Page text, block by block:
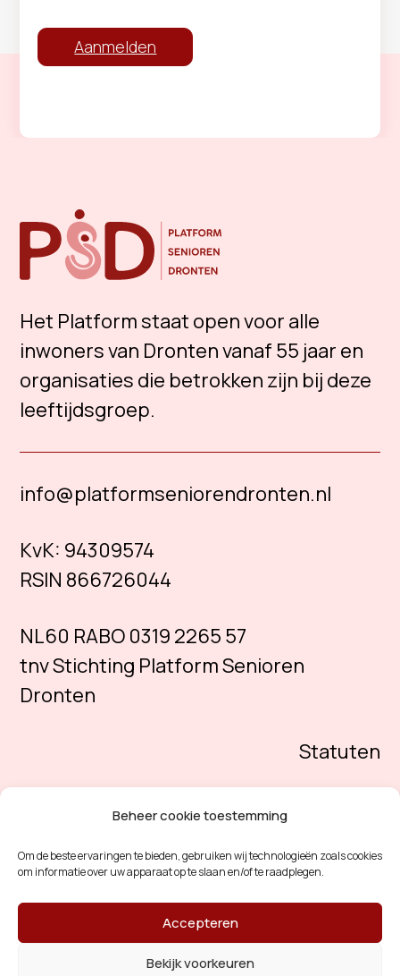
Beheer cookie toestemming
Om de beste ervaringen te bieden, gebruiken wij technologieën zoals cookies
om informatie over uw apparaat op te slaan en/of te raadplegen.
Accepteren
Bekijk voorkeuren
Aanmelden
Het Platform staat open voor alle
inwoners van Dronten vanaf 55 jaar en
organisaties die betrokken zijn bij deze
leeftijdsgroep.
info@platformseniorendronten.nl
KvK: 94309574
RSIN 866726044
NL60 RABO 0319 2265 57
tnv Stichting Platform Senioren
Dronten
Statuten